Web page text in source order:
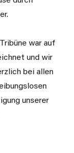
war auf
und wir
bei allen
unserer